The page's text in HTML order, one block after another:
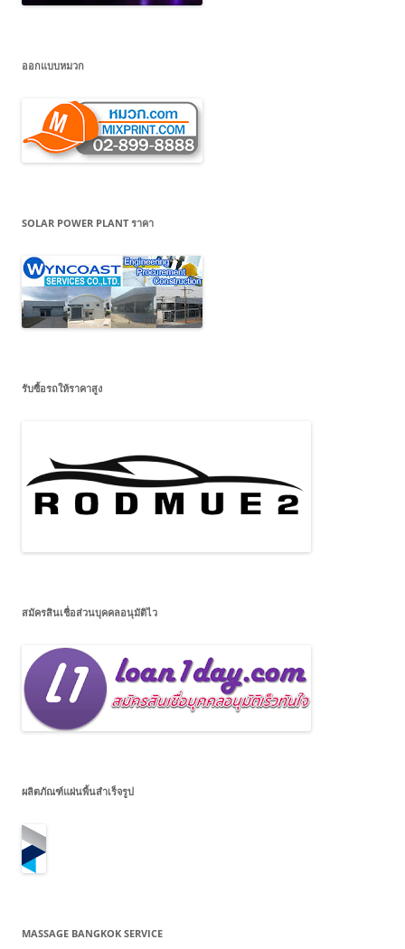
ออกแบบหมวก
SOLAR POWER PLANT ราคา
รับซื้อรถให้ราคาสูง
สมัครสินเชื่อส่วนบุคคลอนุมัติไว
ผลิตภัณฑ์แผ่นพื้นสำเร็จรูป
MASSAGE BANGKOK SERVICE